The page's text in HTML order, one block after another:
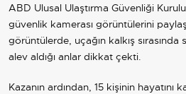
ABD Ulusal Ulaştırma Güvenliği
güvenlik kamerası görüntülerini
görüntülerde, uçağın kalkış
alev aldığı anlar dikkat çekti.
Kazanın ardından, 15 kişinin